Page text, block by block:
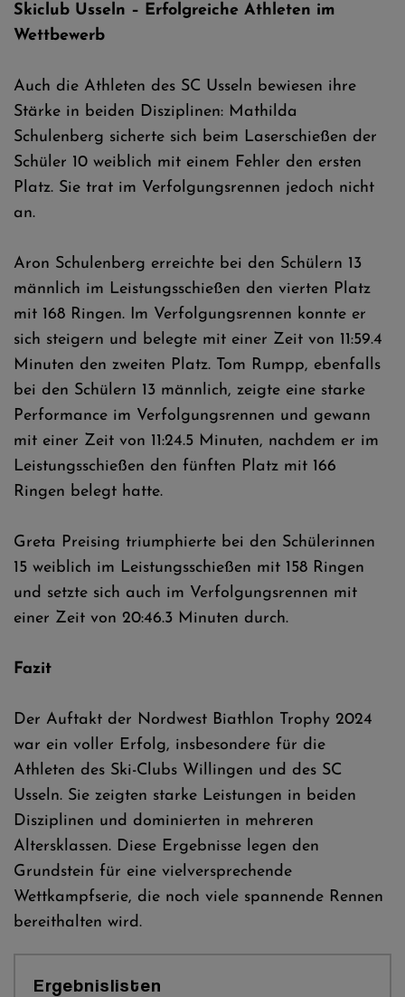
Skiclub Usseln – Erfolgreiche Athleten im
Wettbewerb
Auch die Athleten des SC Usseln bewiesen ihre
Stärke in beiden Disziplinen: Mathilda
Schulenberg sicherte sich beim Laserschießen der
Schüler 10 weiblich mit einem Fehler den ersten
Platz. Sie trat im Verfolgungsrennen jedoch nicht
an.
Aron Schulenberg erreichte bei den Schülern 13
männlich im Leistungsschießen den vierten Platz
mit 168 Ringen. Im Verfolgungsrennen konnte er
sich steigern und belegte mit einer Zeit von 11:59.4
Minuten den zweiten Platz. Tom Rumpp, ebenfalls
bei den Schülern 13 männlich, zeigte eine starke
Performance im Verfolgungsrennen und gewann
mit einer Zeit von 11:24.5 Minuten, nachdem er im
Leistungsschießen den fünften Platz mit 166
Ringen belegt hatte.
Greta Preising triumphierte bei den Schülerinnen
15 weiblich im Leistungsschießen mit 158 Ringen
und setzte sich auch im Verfolgungsrennen mit
einer Zeit von 20:46.3 Minuten durch.
Fazit
Der Auftakt der Nordwest Biathlon Trophy 2024
war ein voller Erfolg, insbesondere für die
Athleten des Ski-Clubs Willingen und des SC
Usseln. Sie zeigten starke Leistungen in beiden
Disziplinen und dominierten in mehreren
Altersklassen. Diese Ergebnisse legen den
Grundstein für eine vielversprechende
Wettkampfserie, die noch viele spannende Rennen
bereithalten wird.
Ergebnislisten